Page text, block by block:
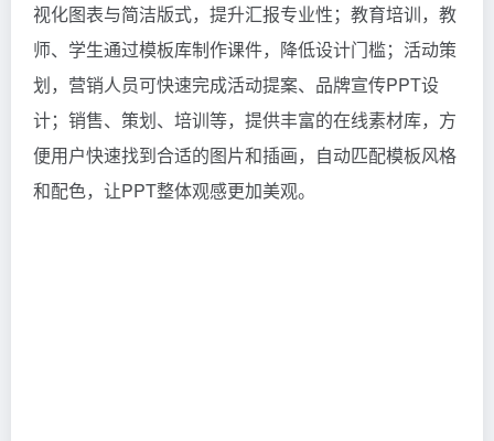
视化图表与简洁版式，提升汇报专业性；教育培训，教
师、学生通过模板库制作课件，降低设计门槛；活动策
划，营销人员可快速完成活动提案、品牌宣传PPT设
计；销售、策划、培训等，提供丰富的在线素材库，方
便用户快速找到合适的图片和插画，自动匹配模板风格
和配色，让PPT整体观感更加美观。